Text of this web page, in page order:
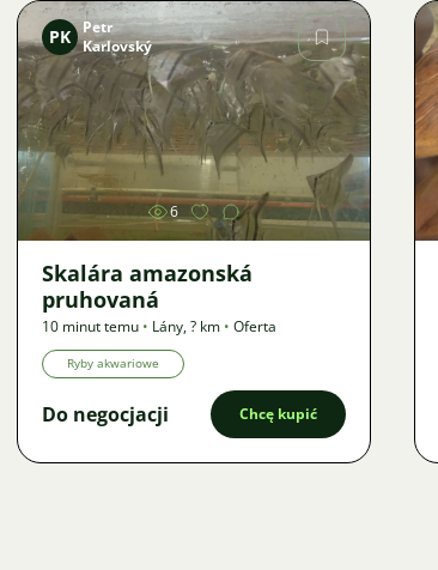
Zdjęcie
PK
Petr
Karlovský
6
Skalára amazonská
pruhovaná
10 minut temu • Lány,? km • Oferta
Ryby akwariowe
Do negocjacji Chcę kupić